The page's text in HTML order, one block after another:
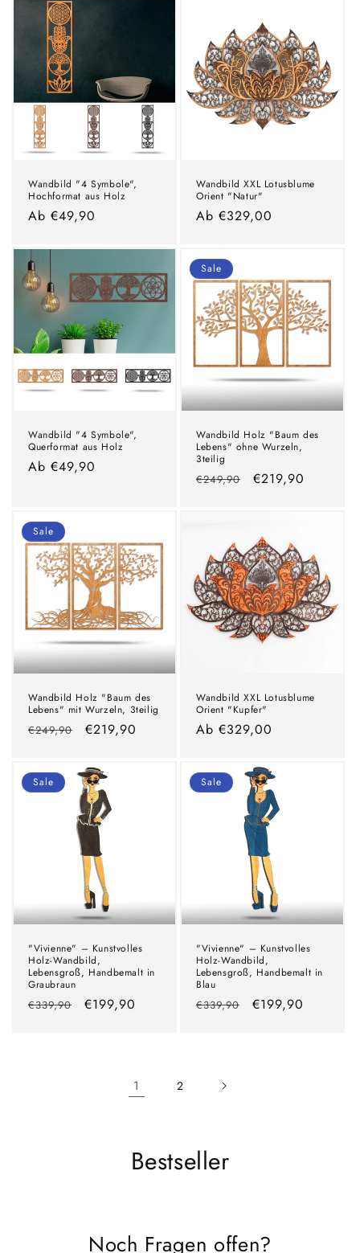
Wandbild "4 Symbole",
Hochformat aus Holz
Normaler
Ab €49,90
Wandbild XXL Lotusblume
Orient "Natur"
Normaler
Ab €329,00
Wandbild "4 Symbole",
Querformat aus Holz
Normaler
Ab €49,90
Sale
Wandbild Holz "Baum des
Lebens" ohne Wurzeln,
3teilig
Normaler
€249,90 Verkaufspreis
€219,90
Sale
Wandbild Holz "Baum des
Lebens" mit Wurzeln, 3teilig
Normaler
€249,90 Verkaufspreis
€219,90
Wandbild XXL Lotusblume
Orient "Kupfer"
Normaler
Ab €329,00
Sale
"Vivienne" – Kunstvolles
Holz-Wandbild,
Lebensgroß, Handbemalt in
Graubraun
Normaler
€339,90 Verkaufspreis
€199,90
Sale
"Vivienne" – Kunstvolles
Holz-Wandbild,
Lebensgroß, Handbemalt in
Blau
Normaler
€339,90 Verkaufspreis
€199,90
1 2
K
Bestseller
Noch Fragen offen?